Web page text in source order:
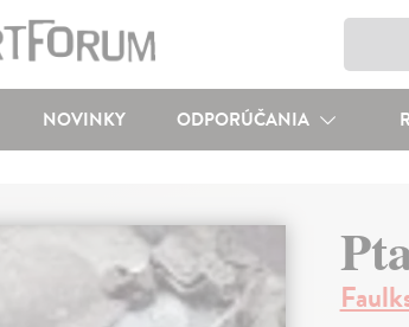
NOVINKY ODPORÚČANIA